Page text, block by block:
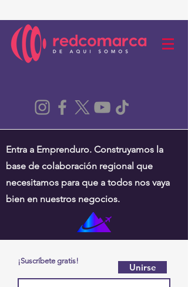
Entra a Emprenduro. Construyamos la
base de colaboración regional que
necesitamos para que a todos nos vaya
bien en nuestros negocios.
¡Suscríbete gratis!
Unirse